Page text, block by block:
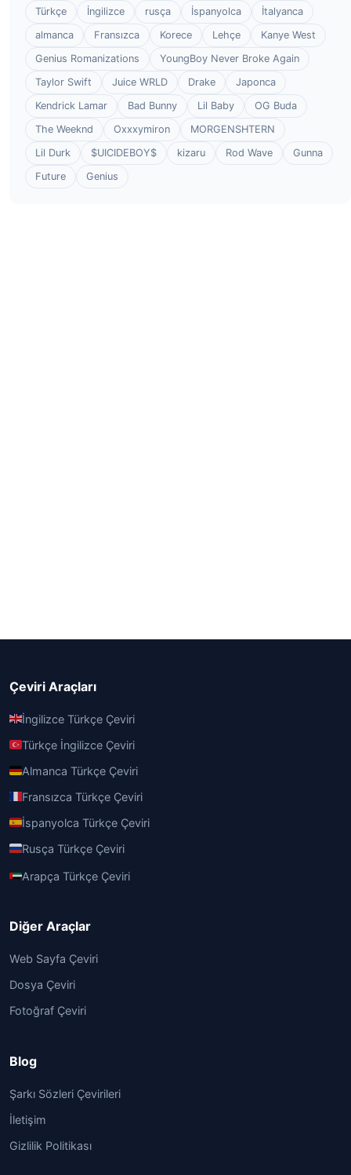
Türkçe İngilizce rusça İspanyolca
İtalyanca
almanca
Fransızca Korece Lehçe
Kanye West
Genius Romanizations
YoungBoy Never Broke Again
Taylor Swift
Juice WRLD Drake
Japonca
Kendrick Lamar
Bad Bunny Lil Baby
OG Buda
The Weeknd
Oxxxymiron
MORGENSHTERN
Lil Durk
$UICIDEBOY$ kizaru Rod Wave
Gunna
Future
Genius
Çeviri Araçları
İngilizce Türkçe Çeviri
Türkçe İngilizce Çeviri
Almanca Türkçe Çeviri
Fransızca Türkçe Çeviri
İspanyolca Türkçe Çeviri
Rusça Türkçe Çeviri
Arapça Türkçe Çeviri
Diğer Araçlar
Web Sayfa Çeviri
Dosya Çeviri
Fotoğraf Çeviri
Blog
Şarkı Sözleri Çevirileri
İletişim
Gizlilik Politikası